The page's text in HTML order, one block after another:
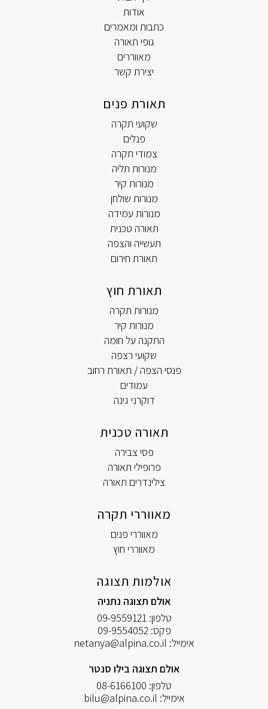
אודות
כתבות ומאמרים
גופי תאורה
מאווררים
יצירת קשר
תאורת פנים
שקועי תקרה
פנלים
צמודי תקרה
מנורות תליה
מנורות קיר
מנורות שולחן
מנורות עמידה
תאורה טכנית
תעשייה והצפה
תאורת חירום
תאורת חוץ
מנורות תקרה
מנורות קיר
התקנה על חומה
שקועי רצפה
פנסי הצפה / תאורת רחוב
עמודים
דוקרני גינה
תאורה טכנית
פסי צבירה
פרופילי תאורה
צילינדרים תאורה
מאווררי תקרה
מאווררי פנים
מאווררי חוץ
אולמות תצוגה
אולם תצוגה נתניה
טלפון:09-9559121
פקס:09-9554052
אימייל: netanya@alpina.co.il
אולם תצוגה בילו סנטר
טלפון: 08-6166100
אימייל: bilu@alpina.co.il